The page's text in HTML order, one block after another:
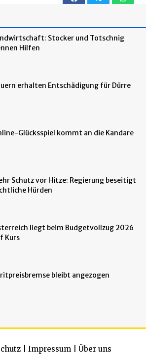
Stocker und Totschnig
Hilfen
erhalten Entschädigung für Dürre
Glücksspiel kommt an die Kandare
Schutz vor Hitze: Regierung beseitigt
Hürden
liegt beim Budgetvollzug 2026
Kurs
bleibt angezogen
Impressum Über uns